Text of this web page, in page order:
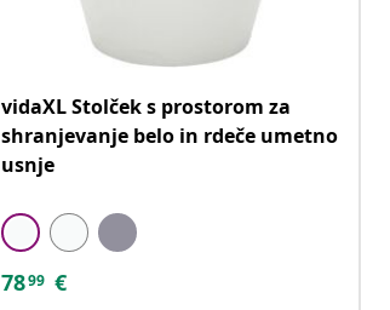
vidaXL Stolček s prostorom za
shranjevanje belo in rdeče umetno
usnje
7899 €